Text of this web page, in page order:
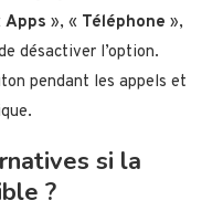
Apps », « Téléphone »,
désactiver l’option.
pendant les appels et
si la
?